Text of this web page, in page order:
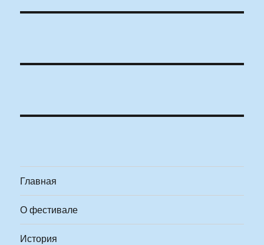
Главная
О фестивале
История